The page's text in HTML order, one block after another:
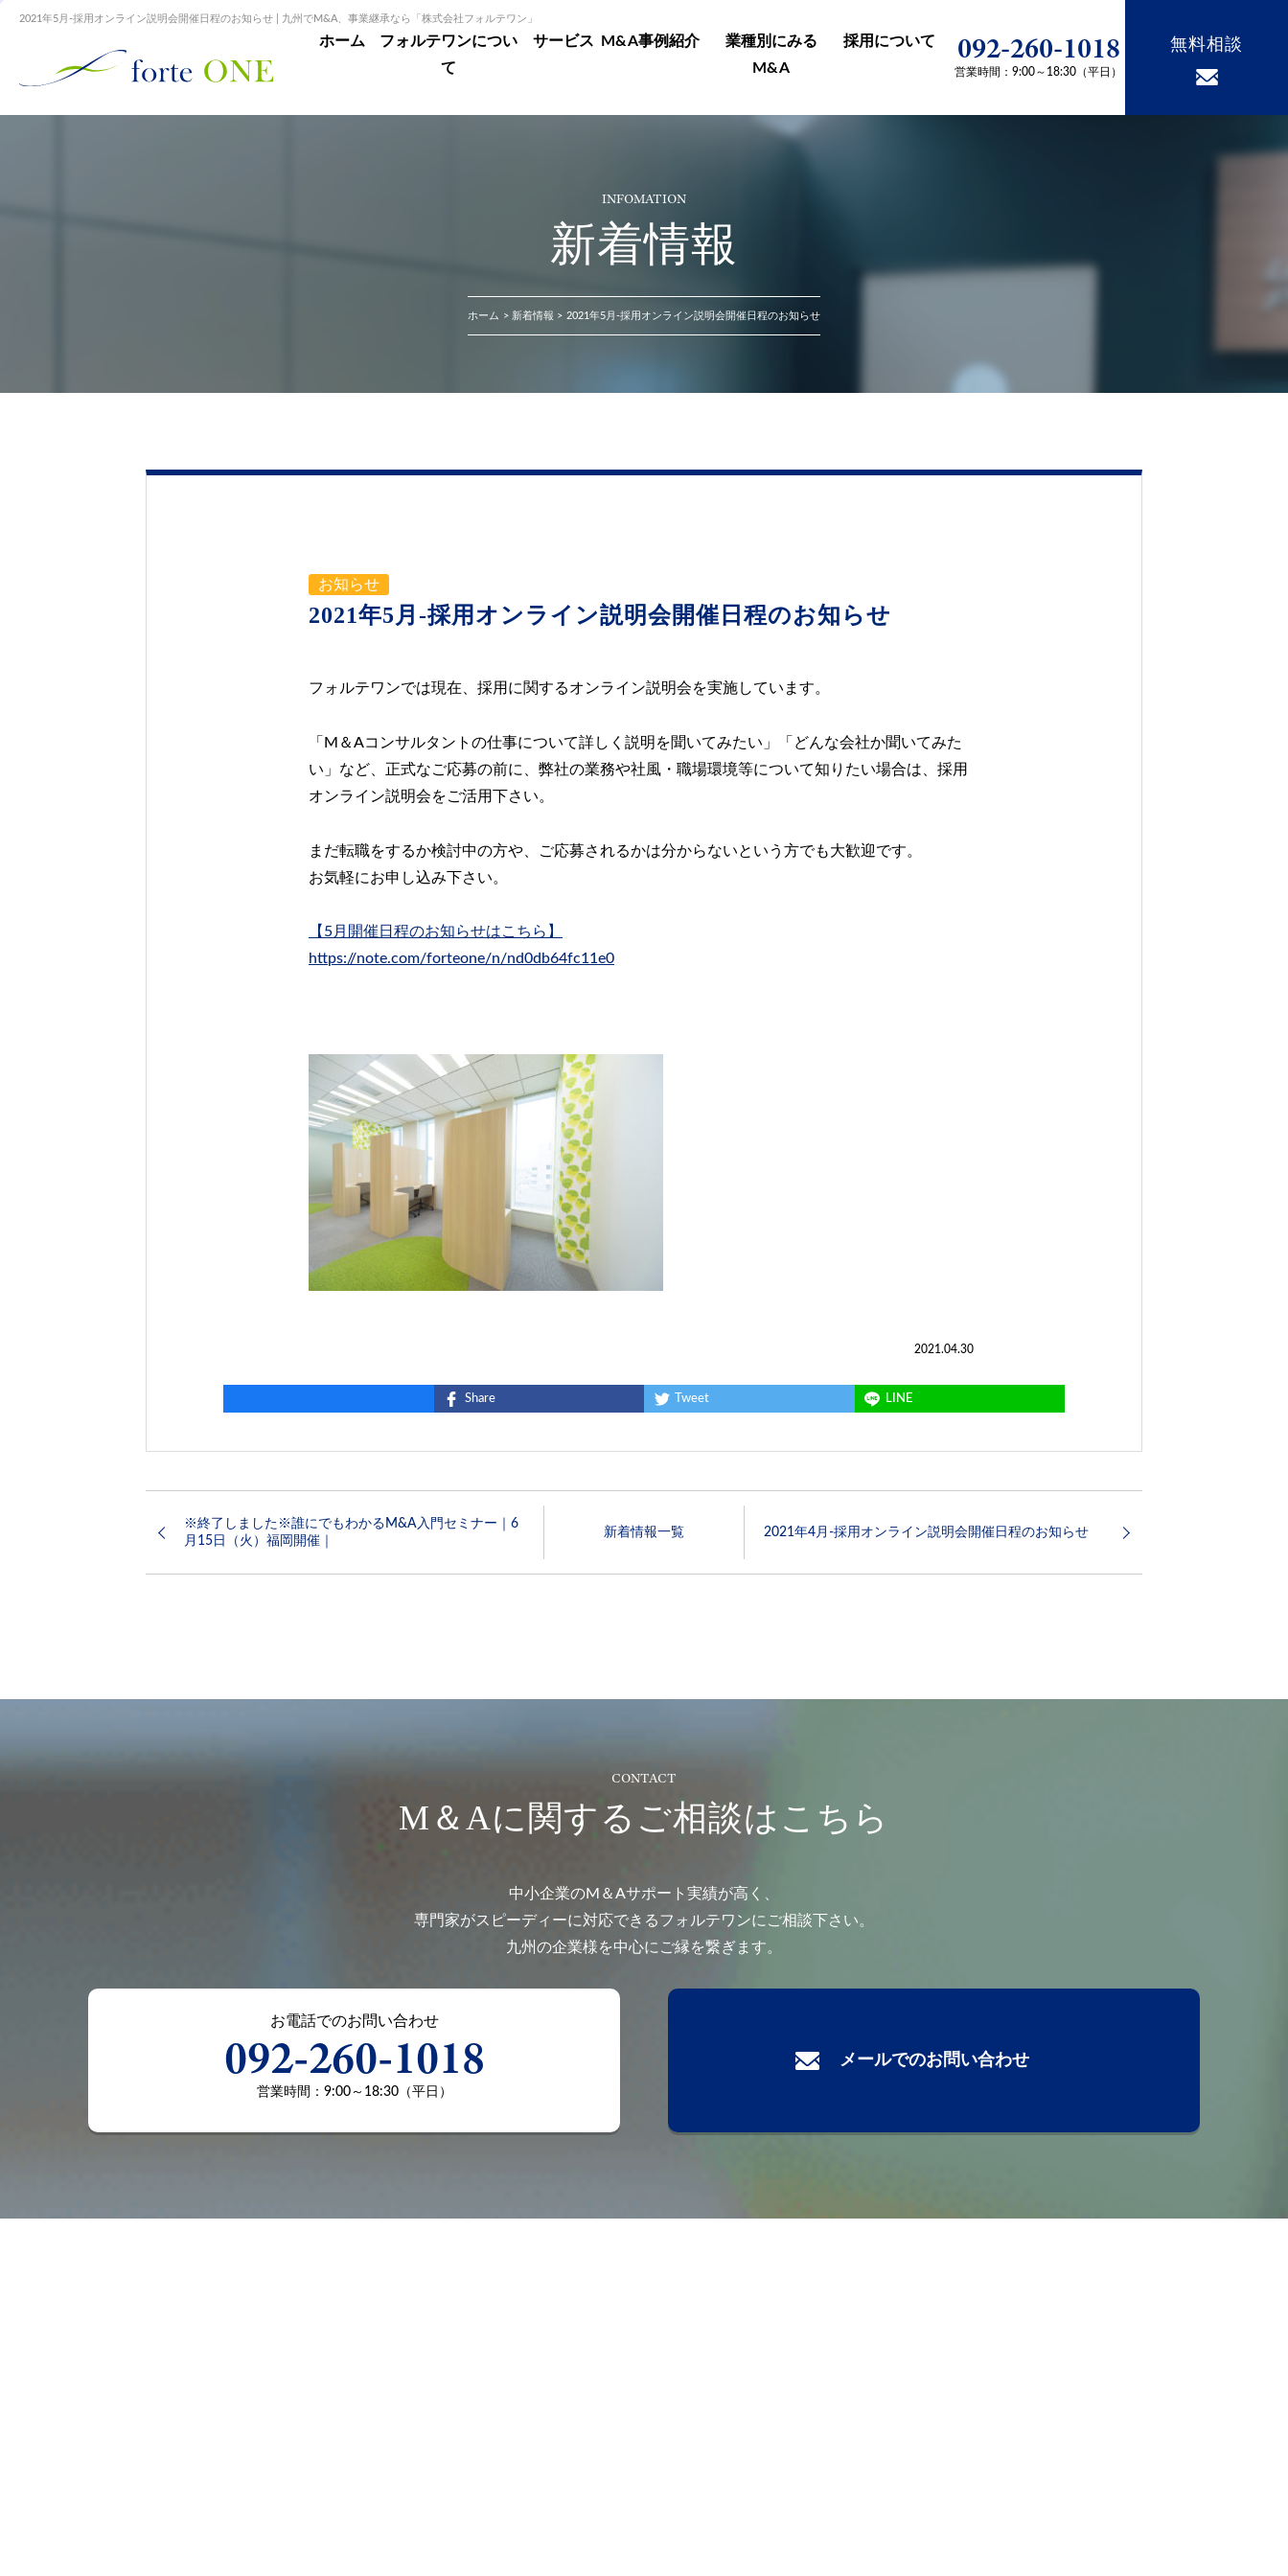
2021年5月-採用オンライン説明会開催日程のお知らせ | 九州でM&A、事業継承なら「株式会社フォルテワン」
ホーム
フォルテワンについ
て
サービス M&A事例紹介
業種別にみる
M&A
採用について 092-260-1018
営業時間：9:00～18:30（平日）
無料相談
INFOMATION
新着情報
ホーム 新着情報 2021年5月-採用オンライン説明会開催日程のお知らせ
お知らせ
2021年5月-採用オンライン説明会開催日程のお知らせ
フォルテワンでは現在、採用に関するオンライン説明会を実施しています。
「M＆Aコンサルタントの仕事について詳しく説明を聞いてみたい」「どんな会社か聞いてみた
い」など、正式なご応募の前に、弊社の業務や社風・職場環境等について知りたい場合は、採用
オンライン説明会をご活用下さい。
まだ転職をするか検討中の方や、ご応募されるかは分からないという方でも大歓迎です。
お気軽にお申し込み下さい。
【5月開催日程のお知らせはこちら】
https://note.com/forteone/n/nd0db64fc11e0
2021.04.30
Share Tweet LINE
※終了しました※誰にでもわかるM&A入門セミナー｜6
月15日（火）福岡開催｜
2021年4月-採用オンライン説明会開催日程のお知らせ
新着情報一覧
CONTACT
M＆Aに関するご相談はこちら
中小企業のM＆Aサポート実績が高く、
専門家がスピーディーに対応できるフォルテワンにご相談下さい。
九州の企業様を中心にご縁を繋ぎます。
お電話でのお問い合わせ
092-260-1018
営業時間：9:00～18:30（平日）
メールでのお問い合わせ